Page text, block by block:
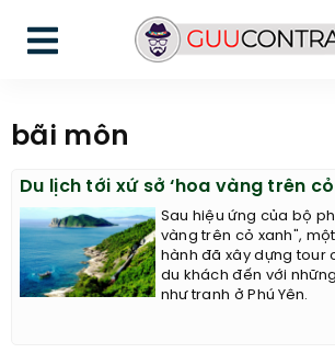
bãi môn
Du lịch tới xứ sở ‘hoa vàng trên cỏ
Sau hiệu ứng của bộ
vàng trên cỏ xanh",
hành đã xây dựng tour
du khách đến với
như tranh ở Phú Yên.